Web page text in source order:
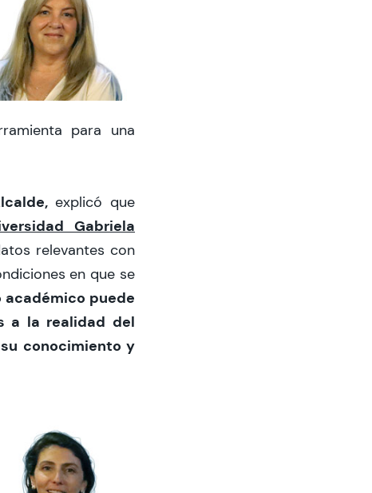
para una
explicó que
Gabriela
relevantes con
en que se
académico puede
a la realidad del
conocimiento y